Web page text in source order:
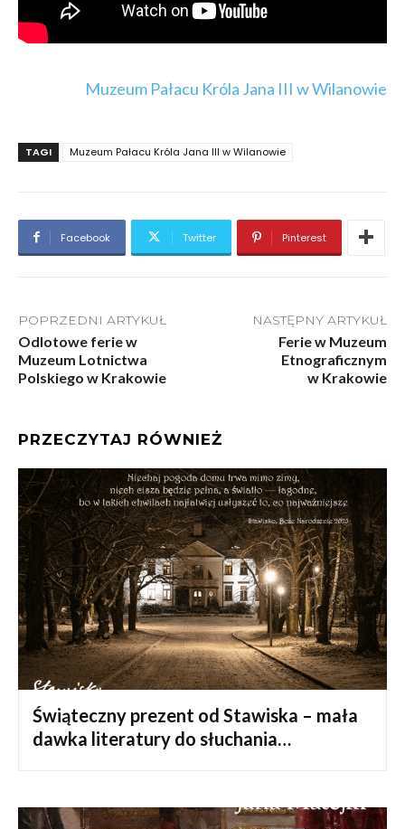
Muzeum Pałacu Króla Jana III w Wilanowie
TAGI Muzeum Pałacu Króla Jana III w Wilanowie
Facebook Twitter Pinterest
POPRZEDNI ARTYKUŁ
Odlotowe ferie w
Muzeum Lotnictwa
Polskiego w Krakowie
NASTĘPNY ARTYKUŁ
Ferie w Muzeum
Etnograficznym
w Krakowie
PRZECZYTAJ RÓWNIEŻ
Świąteczny prezent od Stawiska – mała
dawka literatury do słuchania…